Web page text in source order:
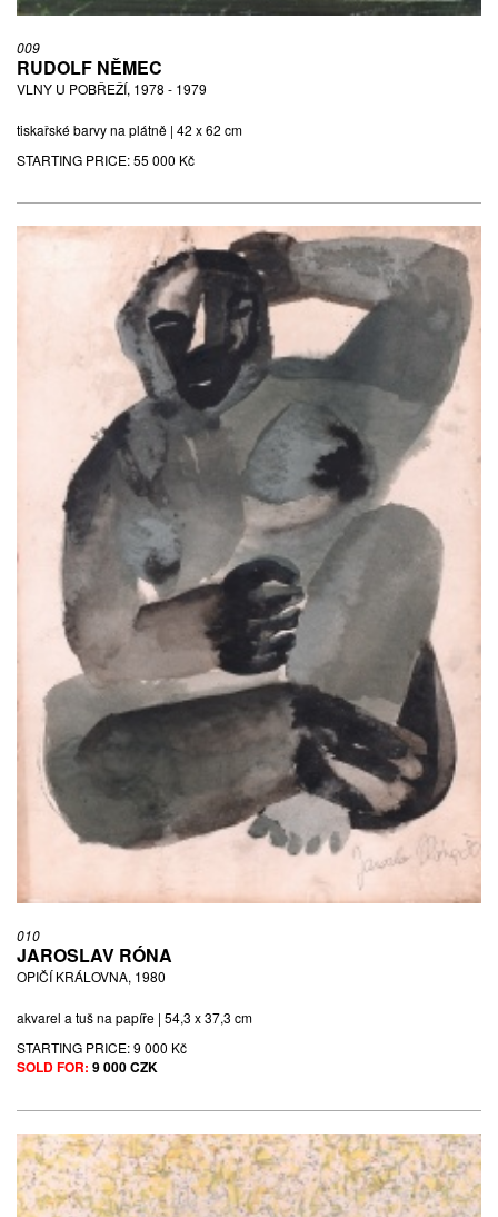
009
RUDOLF NĚMEC
VLNY U POBŘEŽÍ, 1978 - 1979
tiskařské barvy na plátně | 42 x 62 cm
STARTING PRICE:55 000 Kč
010
JAROSLAV RÓNA
OPIČÍ KRÁLOVNA, 1980
akvarel a tuš na papíře | 54,3 x 37,3 cm
STARTING PRICE:9 000 Kč
SOLD FOR: 9 000 CZK